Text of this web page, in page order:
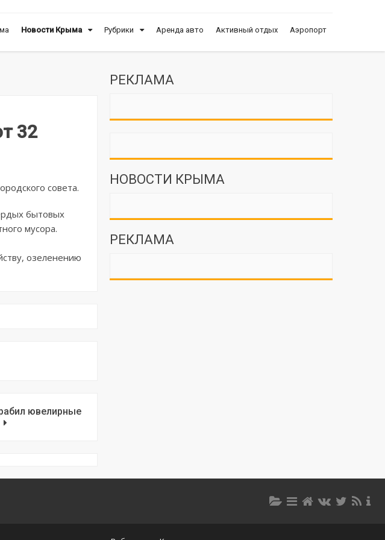
Новости Крыма Рубрики Аренда авто Активный отдых Аэропорт
32
совета.
бытовых
мусора.
озеленению
ювелирные
РЕКЛАМА
НОВОСТИ КРЫМА
РЕКЛАМА